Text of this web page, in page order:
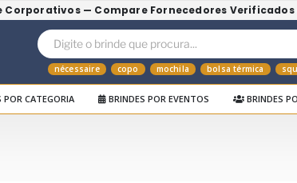
Corporativos — Compare Fornecedores Verificados
nécessaire copo mochila bolsa térmica
POR CATEGORIA BRINDES POR EVENTOS BRINDES